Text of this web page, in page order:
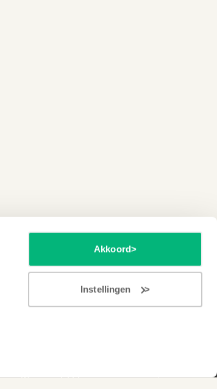
Akkoord
Instellingen
in Wezep of Hilversum